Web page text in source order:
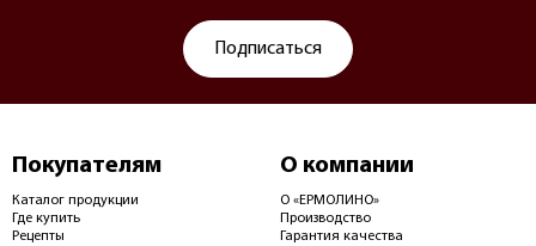
Подписаться
Покупателям
Каталог продукции
Где купить
Рецепты
О компании
О «ЕРМОЛИНО»
Производство
Гарантия качества